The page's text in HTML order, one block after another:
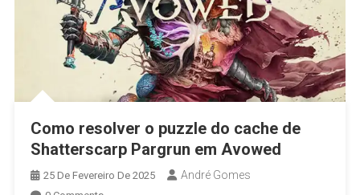
Como resolver o puzzle do cache de
Shatterscarp Pargrun em Avowed
25 De Fevereiro De 2025 André Gomes